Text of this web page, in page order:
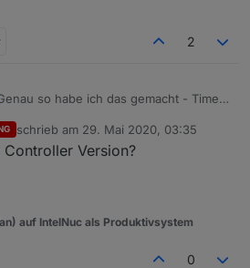
2
so habe ich das gemacht - Timer
Mal den Host neu starten.
schrieb am 29. Mai 2020, 03:35
zuletzt editiert von
Version?
auf IntelNuc als Produktivsystem
0